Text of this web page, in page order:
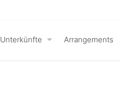
Unterkünfte Arrangements